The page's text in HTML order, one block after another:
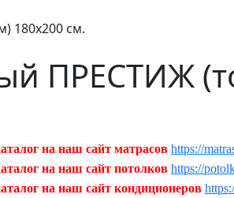
180х200 см.
ПРЕСТИЖ
на наш сайт матрасов https://
на наш сайт потолков https://
на наш сайт кондиционеров